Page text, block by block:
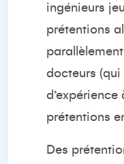
ingénieurs
prétentions
docteurs (qui
prétentions
Des